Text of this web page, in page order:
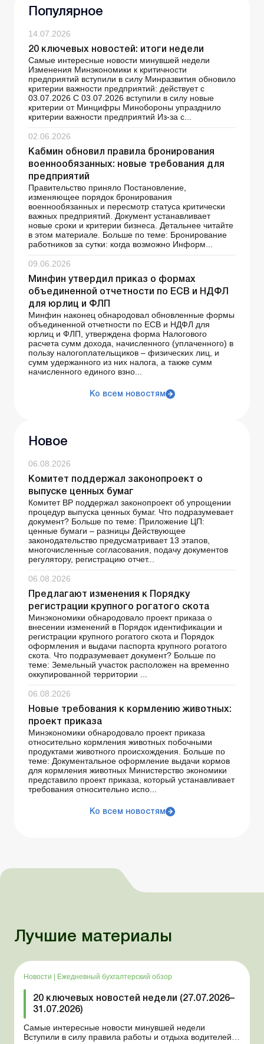
Популярное
14.07.2026
20 ключевых новостей: итоги недели
Самые интересные новости минувшей недели
Изменения Минэкономики к критичности
предприятий вступили в силу Минразвития обновило
критерии важности предприятий: действует с
03.07.2026 С 03.07.2026 вступили в силу новые
критерии от Минцифры Минобороны упразднило
критерии важности предприятий Из-за с...
02.06.2026
Кабмин обновил правила бронирования
военнообязанных: новые требования для
предприятий
Правительство приняло Постановление,
изменяющее порядок бронирования
военнообязанных и пересмотр статуса критически
важных предприятий. Документ устанавливает
новые сроки и критерии бизнеса. Детальнее читайте
в этом материале. Больше по теме: Бронирование
работников за сутки: когда возможно Информ...
09.06.2026
Минфин утвердил приказ о формах
объединенной отчетности по ЕСВ и НДФЛ
для юрлиц и ФЛП
Минфин наконец обнародовал обновленные формы
объединенной отчетности по ЕСВ и НДФЛ для
юрлиц и ФЛП, утверждена форма Налогового
расчета сумм дохода, начисленного (уплаченного) в
пользу налогоплательщиков – физических лиц, и
сумм удержанного из них налога, а также сумм
начисленного единого взно...
Ко всем новостям
Новое
06.08.2026
Комитет поддержал законопроект о
выпуске ценных бумаг
Комитет ВР поддержал законопроект об упрощении
процедур выпуска ценных бумаг. Что подразумевает
документ? Больше по теме: Приложение ЦП:
ценные бумаги – разницы Действующее
законодательство предусматривает 13 этапов,
многочисленные согласования, подачу документов
регулятору, регистрацию отчет...
06.08.2026
Предлагают изменения к Порядку
регистрации крупного рогатого скота
Минэкономики обнародовало проект приказа о
внесении изменений в Порядок идентификации и
регистрации крупного рогатого скота и Порядок
оформления и выдачи паспорта крупного рогатого
скота. Что подразумевает документ? Больше по
теме: Земельный участок расположен на временно
оккупированной территории ...
06.08.2026
Новые требования к кормлению животных:
проект приказа
Минэкономики обнародовало проект приказа
относительно кормления животных побочными
продуктами животного происхождения. Больше по
теме: Документальное оформление выдачи кормов
для кормления животных Министерство экономики
представило проект приказа, который устанавливает
требования относительно испо...
Ко всем новостям
Лучшие материалы
Новости Ежедневный бухгалтерский обзор
20 ключевых новостей недели (27.07.2026–
31.07.2026)
Самые интересные новости минувшей недели
Вступили в силу правила работы и отдыха водителей